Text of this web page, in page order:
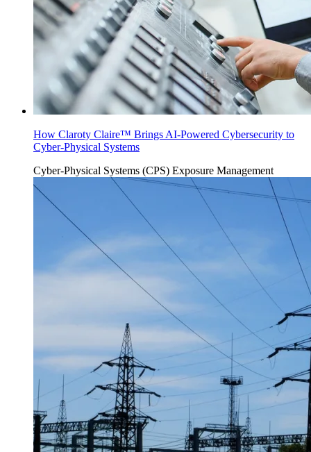
How Claroty Claire™ Brings AI-Powered Cybersecurity to
Cyber-Physical Systems
Cyber-Physical Systems (CPS) Exposure Management